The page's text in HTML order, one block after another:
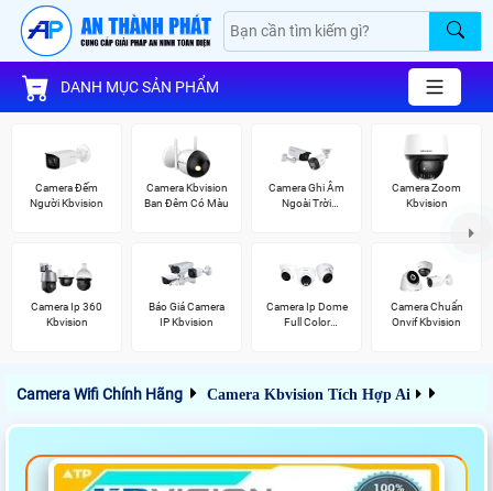
DANH MỤC SẢN PHẨM
Camera Đếm
Người Kbvision
Camera Kbvision
Ban Đêm Có Màu
Camera Ghi Âm
Ngoài Trời
Camera Zoom
Kbvision
Camera Ip 360
Kbvision
Báo Giá Camera
IP Kbvision
Camera Ip Dome
Full Color
Camera Chuẩn
Onvif Kbvision
Camera Wifi Chính Hãng Camera Kbvision Tích Hợp Ai